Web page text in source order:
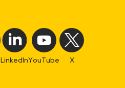
LinkedInYouTube X